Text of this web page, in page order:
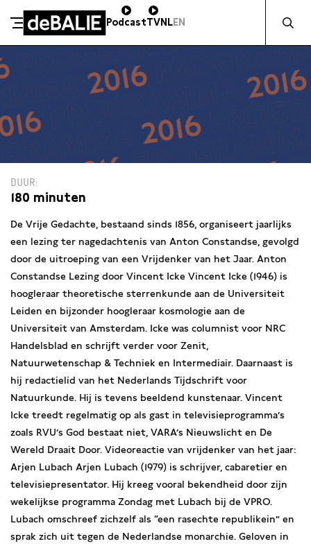
Meteen naar de content
De Balie
PodcastTVNLEN
DUUR
180 minuten
De Vrije Gedachte, bestaand sinds 1856, organiseert jaarlijks
een lezing ter nagedachtenis van Anton Constandse, gevolgd
door de uitroeping van een Vrijdenker van het Jaar. Anton
Constandse Lezing door Vincent Icke Vincent Icke (1946) is
hoogleraar theoretische sterrenkunde aan de Universiteit
Leiden en bijzonder hoogleraar kosmologie aan de
Universiteit van Amsterdam. Icke was columnist voor NRC
Handelsblad en schrijft verder voor Zenit,
Natuurwetenschap & Techniek en Intermediair. Daarnaast is
hij redactielid van het Nederlands Tijdschrift voor
Natuurkunde. Hij is tevens beeldend kunstenaar. Vincent
Icke treedt regelmatig op als gast in televisieprogramma’s
zoals RVU’s God bestaat niet, VARA’s Nieuwslicht en De
Wereld Draait Door. Videoreactie van vrijdenker van het jaar:
Arjen Lubach Arjen Lubach (1979) is schrijver, cabaretier en
televisiepresentator. Hij kreeg vooral bekendheid door zijn
wekelijkse programma Zondag met Lubach bij de VPRO.
Lubach omschreef zichzelf als “een rasechte republikein” en
sprak zich uit tegen de Nederlandse monarchie. Geloven in